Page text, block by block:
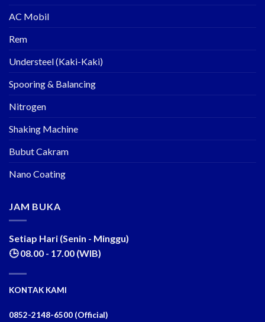
AC Mobil
Rem
Understeel (Kaki-Kaki)
Spooring & Balancing
Nitrogen
Shaking Machine
Bubut Cakram
Nano Coating
JAM BUKA
Setiap Hari (Senin - Minggu)
🕒 08.00 - 17.00 (WIB)
KONTAK KAMI
0852-2148-6500 (Official)